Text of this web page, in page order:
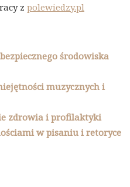
z polewiedzy.pl
środowiska
muzycznych i
zdrowia i profilaktyki
w pisaniu i retoryce